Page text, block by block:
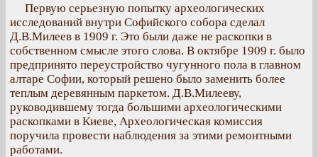
Первую серьезную попытку археологических
исследований внутри Софийского собора сделал
Д.В.Милеев в 1909 г. Это были даже не раскопки в
собственном смысле этого слова. В октябре 1909 г. было
предпринято переустройство чугунного пола в главном
алтаре Софии, который решено было заменить более
теплым деревянным паркетом. Д.В.Милееву,
руководившему тогда большими археологическими
раскопками в Киеве, Археологическая комиссия
поручила провести наблюдения за этими ремонтными
работами.